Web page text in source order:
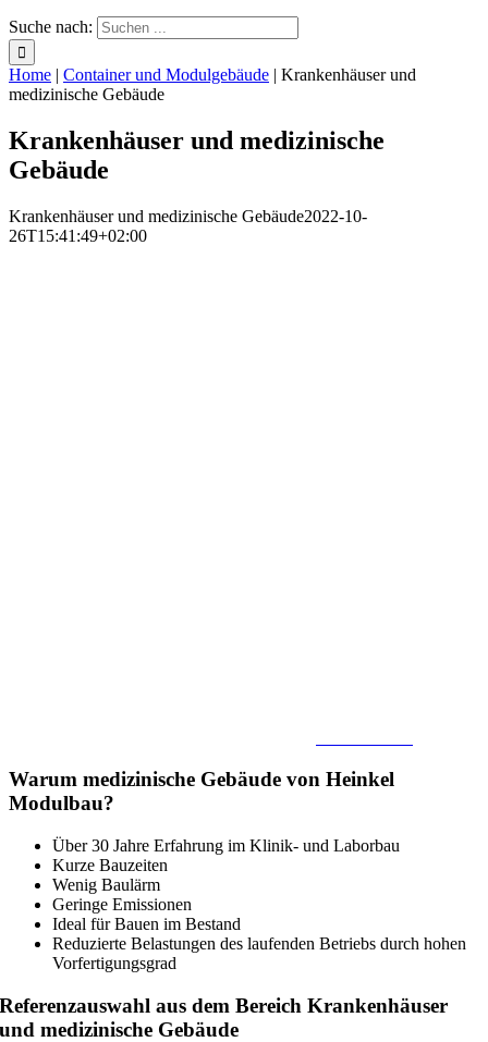
Suche nach:
Home | Container und Modulgebäude | Krankenhäuser und
medizinische Gebäude
Krankenhäuser und medizinische
Gebäude
Krankenhäuser und medizinische Gebäude2022-10-
26T15:41:49+02:00
Warum medizinische Gebäude von Heinkel
Modulbau?
Über 30 Jahre Erfahrung im Klinik- und Laborbau
Kurze Bauzeiten
Wenig Baulärm
Geringe Emissionen
Ideal für Bauen im Bestand
Reduzierte Belastungen des laufenden Betriebs durch hohen
Vorfertigungsgrad
Referenzauswahl aus dem Bereich Krankenhäuser
und medizinische Gebäude